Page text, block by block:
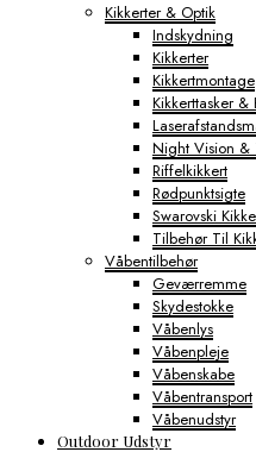
Kikkerter & Optik
Indskydning
Kikkerter
Kikkertmontage
Kikkerttasker &
Night Vision &
Riffelkikkert
Rødpunktsigte
Swarovski
Tilbehør Til
Våbentilbehør
Geværremme
Skydestokke
Våbenlys
Våbenpleje
Våbenskabe
Våbentransport
Våbenudstyr
Outdoor Udstyr